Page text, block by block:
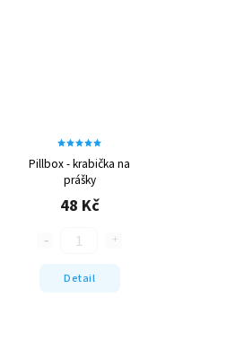
Pillbox - krabička na
prášky
48 Kč
Detail